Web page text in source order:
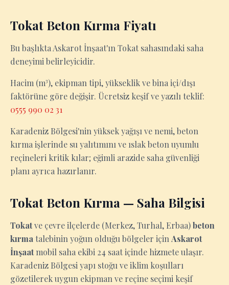
Tokat Beton Kırma Fiyatı
Bu başlıkta Askarot İnşaat'ın Tokat sahasındaki saha
deneyimi belirleyicidir.
Hacim (m³), ekipman tipi, yükseklik ve bina içi/dışı
faktörüne göre değişir. Ücretsiz keşif ve yazılı teklif:
0555 990 02 31
Karadeniz Bölgesi'nin yüksek yağışı ve nemi, beton
kırma işlerinde su yalıtımını ve ıslak beton uyumlu
reçineleri kritik kılar; eğimli arazide saha güvenliği
planı ayrıca hazırlanır.
Tokat Beton Kırma — Saha Bilgisi
Tokatve çevre ilçelerde (Merkez, Turhal, Erbaa)beton
kırma talebinin yoğun olduğu bölgeler için Askarot
İnşaatmobil saha ekibi 24 saat içinde hizmete ulaşır.
Karadeniz Bölgesi yapı stoğu ve iklim koşulları
gözetilerek uygun ekipman ve reçine seçimi keşif